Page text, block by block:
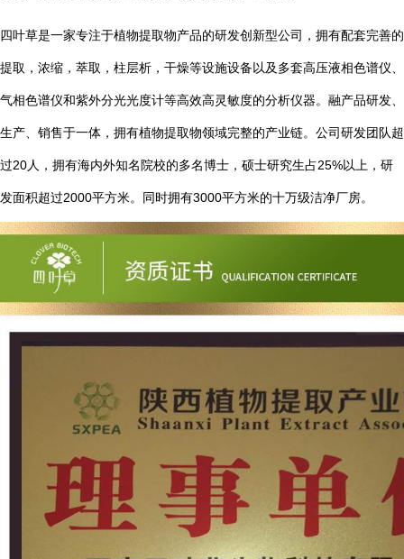
四叶草是一家专注于植物提取物产品的研发创新型公司，拥有配套完善的
提取，浓缩，萃取，柱层析，干燥等设施设备以及多套高压液相色谱仪、
气相色谱仪和紫外分光光度计等高效高灵敏度的分析仪器。融产品研发、
生产、销售于一体，拥有植物提取物领域完整的产业链。公司研发团队超
过20人，拥有海内外知名院校的多名博士，硕士研究生占25%以上，研
发面积超过2000平方米。同时拥有3000平方米的十万级洁净厂房。